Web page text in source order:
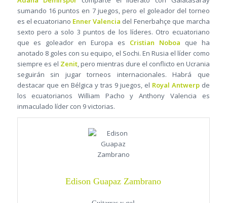
sumando 16 puntos en 7 juegos, pero el goleador del torneo
es el ecuatoriano Enner Valencia del Fenerbahçe que marcha
sexto pero a solo 3 puntos de los líderes. Otro ecuatoriano
que es goleador en Europa es Cristian Noboa que ha
anotado 8 goles con su equipo, el Sochi. En Rusia el líder como
siempre es el Zenit, pero mientras dure el conflicto en Ucrania
seguirán sin jugar torneos internacionales. Habrá que
destacar que en Bélgica y tras 9 juegos, el Royal Antwerpde
los ecuatorianos William Pacho y Anthony Valencia es
inmaculado líder con 9 victorias.
Edison Guapaz Zambrano